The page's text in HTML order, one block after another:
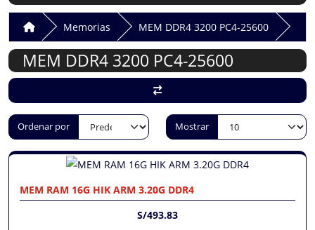
Memorias MEM DDR4 3200 PC4-25600
MEM DDR4 3200 PC4-25600
Ordenar por Mostrar
MEM RAM 16G HIK ARM 3.20G DDR4
S/493.83